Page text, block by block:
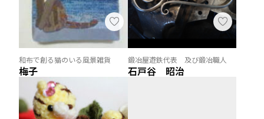
和布で創る猫のいる風景雑貨
梅子
鍛冶屋遊鉄代表 及び鍛冶職人
石戸谷 昭治